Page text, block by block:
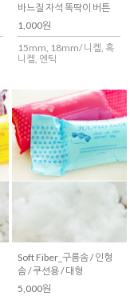
바느질 자석 똑딱이 버튼
1,000원
15mm, 18mm/ 니켈, 흑
니켈, 엔틱
Soft Fiber_구름솜 / 인형
솜 / 쿠션용 / 대형
5,000원